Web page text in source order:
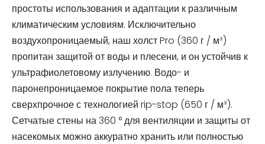
простоты использования и адаптации к различным
климатическим условиям. Исключительно
воздухопроницаемый, наш холст Pro (360 г / м²)
пропитан защитой от воды и плесени, и он устойчив к
ультрафиолетовому излучению. Водо- и
паронепроницаемое покрытие пола теперь
сверхпрочное с технологией rip-stop (650 г / м²).
Сетчатые стены на 360 ° для вентиляции и защиты от
насекомых можно аккуратно хранить или полностью